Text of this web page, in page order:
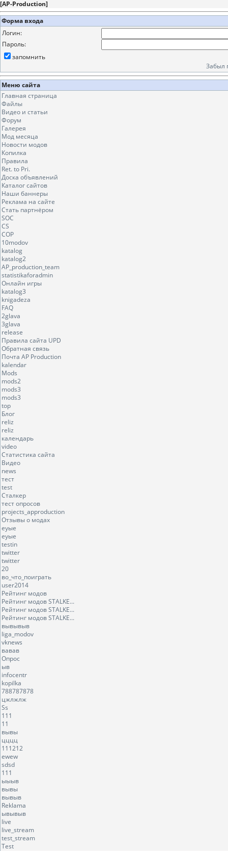
[AP-Production]
Форма входа
Логин:
Пароль:
запомнить
Забыл
Меню сайта
Главная страница
Файлы
Видео и статьи
Форум
Галерея
Мод месяца
Новости модов
Копилка
Правила
Ret. to Pri.
Доска объявлений
Каталог сайтов
Наши баннеры
Реклама на сайте
Стать партнёром
SOC
CS
COP
10modov
katalog
katalog2
AP_production_team
statistikaforadmin
Онлайн игры
katalog3
knigadeza
FAQ
2glava
3glava
release
Правила сайта UPD
Обратная связь
Почта AP Production
kalendar
Mods
mods2
mods3
mods3
top
Блог
reliz
reliz
календарь
video
Статистика сайта
Видео
news
тест
test
Сталкер
тест опросов
projects_approduction
Отзывы о модах
еуые
еуые
testin
twitter
twitter
20
во_что_поиграть
user2014
Рейтинг модов
Рейтинг модов STALKE...
Рейтинг модов STALKE...
Рейтинг модов STALKE...
вывывыв
liga_modov
vknews
вавав
Опрос
ыв
infocentr
kopilka
788787878
цжлжлж
Ss
111
11
вывы
цццц
111212
ewew
sdsd
111
ыыыв
вывы
вывыв
Reklama
ывывыв
live
live_stream
test_stream
Test